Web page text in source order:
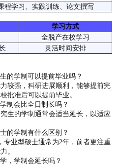
程学习、实践训练、论文撰写
学习方式
全脱产在校学习
灵活时间安排
的学制可以提前毕业吗？
较强，科研进展顺利，能够提前完
批准后可以提前毕业。
制会比全日制长吗？
生的学制通常会适当延长，以适应
的学制有什么区别？
业型硕士通常为2年，前者更注重
。
，学制会延长吗？